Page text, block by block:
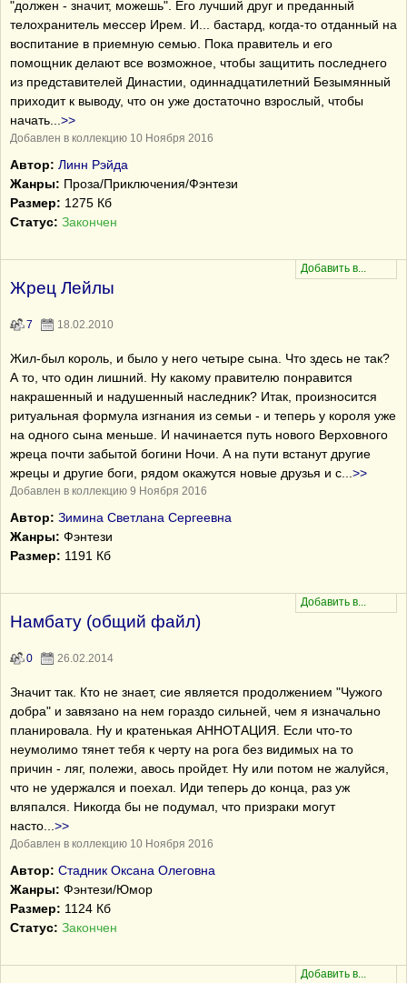
"должен - значит, можешь". Его лучший друг и преданный
телохранитель мессер Ирем. И... бастард, когда-то отданный на
воспитание в приемную семью. Пока правитель и его
помощник делают все возможное, чтобы защитить последнего
из представителей Династии, одиннадцатилетний Безымянный
приходит к выводу, что он уже достаточно взрослый, чтобы
начать
>>
Добавлен в коллекцию 10 Ноября 2016
Автор: Линн Рэйда
Жанры: Проза/Приключения/Фэнтези
Размер: 1275 Кб
Статус: Закончен
Жрец Лейлы
7 18.02.2010
Жил-был король, и было у него четыре сына. Что здесь не так?
А то, что один лишний. Ну какому правителю понравится
накрашенный и надушенный наследник? Итак, произносится
ритуальная формула изгнания из семьи - и теперь у короля уже
на одного сына меньше. И начинается путь нового Верховного
жреца почти забытой богини Ночи. А на пути встанут другие
жрецы и другие боги, рядом окажутся новые друзья и с
>>
Добавлен в коллекцию 9 Ноября 2016
Автор: Зимина Светлана Сергеевна
Жанры: Фэнтези
Размер: 1191 Кб
Намбату (общий файл)
0 26.02.2014
Значит так. Кто не знает, сие является продолжением "Чужого
добра" и завязано на нем гораздо сильней, чем я изначально
планировала. Ну и кратенькая АННОТАЦИЯ. Если что-то
неумолимо тянет тебя к черту на рога без видимых на то
причин - ляг, полежи, авось пройдет. Ну или потом не жалуйся,
что не удержался и поехал. Иди теперь до конца, раз уж
вляпался. Никогда бы не подумал, что призраки могут
насто
>>
Добавлен в коллекцию 10 Ноября 2016
Автор: Стадник Оксана Олеговна
Жанры: Фэнтези/Юмор
Размер: 1124 Кб
Статус: Закончен